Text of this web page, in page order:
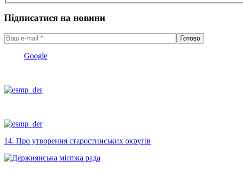
Підписатися на новини
Google
14. Про утворення старостинських округів